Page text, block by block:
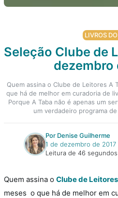
LIVROS
Seleção Clube de
dezembro
Quem assina o Clube de Leitores
que há de melhor em curadoria de
Porque A Taba não é apenas um
um verdadeiro programa
Por Denise Guilherme
1 de dezembro de 2017
Leitura de 46 segundos
Quem assina o Clube de
meses o que há de melhor em